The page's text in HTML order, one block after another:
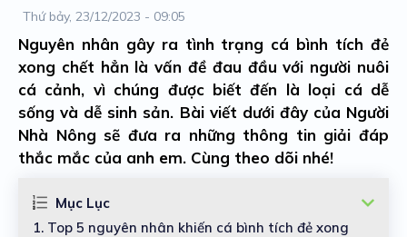
Thứ bảy, 23/12/2023 - 09:05
Nguyên nhân gây ra tình trạng cá bình tích đẻ
xong chết hẳn là vấn đề đau đầu với người nuôi
cá cảnh, vì chúng được biết đến là loại cá dễ
sống và dễ sinh sản. Bài viết dưới đây của Người
Nhà Nông sẽ đưa ra những thông tin giải đáp
thắc mắc của anh em. Cùng theo dõi nhé!
Mục Lục
1. Top 5 nguyên nhân khiến cá bình tích đẻ xong